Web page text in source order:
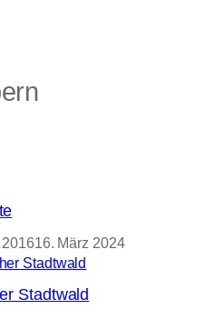
16. März 2024
Stadtwald